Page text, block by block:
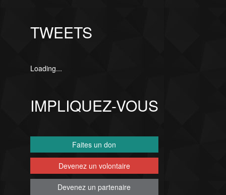
TWEETS
Loading...
IMPLIQUEZ-VOUS
Faites un don
Devenez un volontaire
Devenez un partenaire